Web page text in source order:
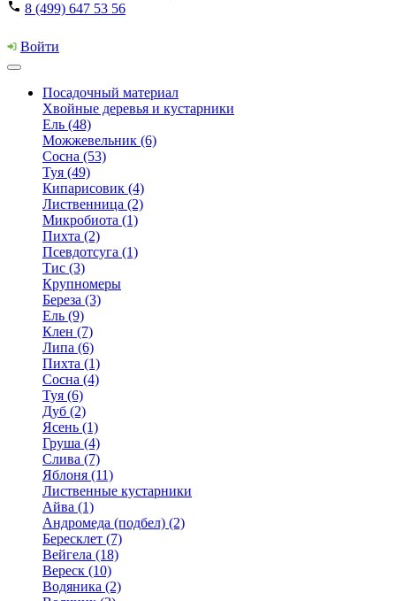
8 (499) 647 53 56
Войти
Посадочный материал
Хвойные деревья и кустарники
Ель (48)
Можжевельник (6)
Сосна (53)
Туя (49)
Кипарисовик (4)
Лиственница (2)
Микробиота (1)
Пихта (2)
Псевдотсуга (1)
Тис (3)
Крупномеры
Береза (3)
Ель (9)
Клен (7)
Липа (6)
Пихта (1)
Сосна (4)
Туя (6)
Дуб (2)
Ясень (1)
Груша (4)
Слива (7)
Яблоня (11)
Лиственные кустарники
Айва (1)
Андромеда (подбел) (2)
Бересклет (7)
Вейгела (18)
Вереск (10)
Водяника (2)